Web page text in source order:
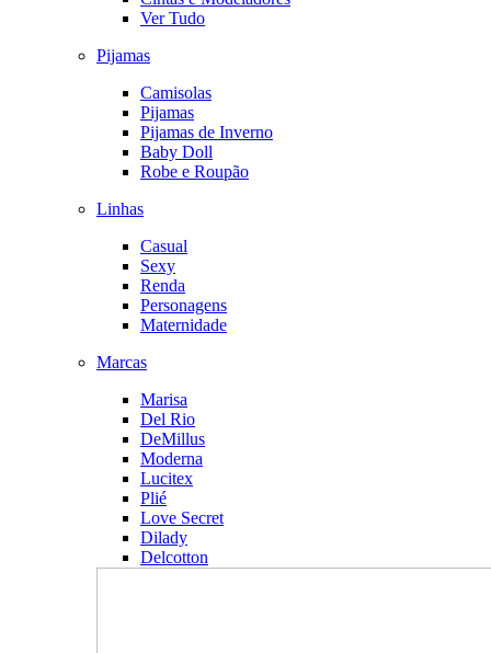
Ver Tudo
Pijamas
Camisolas
Pijamas
Pijamas de Inverno
Baby Doll
Robe e Roupão
Linhas
Casual
Sexy
Renda
Personagens
Maternidade
Marcas
Marisa
Del Rio
DeMillus
Moderna
Lucitex
Plié
Love Secret
Dilady
Delcotton